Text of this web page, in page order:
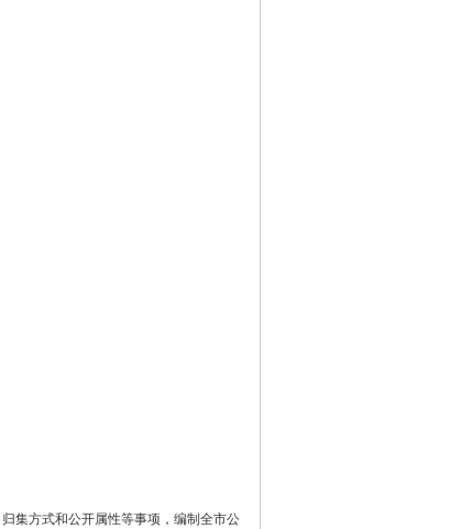
集方式和公开属性等事项，编制全市公